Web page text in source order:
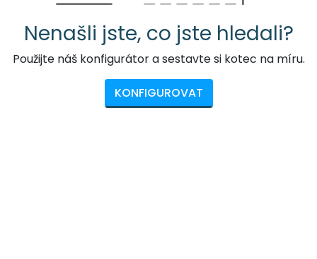
Nenašli jste, co jste hledali?
Použijte náš konfigurátor a sestavte si kotec na míru.
KONFIGUROVAT